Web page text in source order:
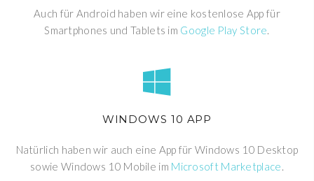
Auch für Android haben wir eine kostenlose App für
Smartphones und Tablets im Google Play Store.
WINDOWS 10 APP
Natürlich haben wir auch eine App für Windows 10 Desktop
sowie Windows 10 Mobile im Microsoft Marketplace.